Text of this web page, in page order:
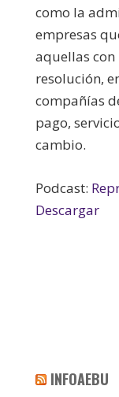
como la
empresas
aquellas
resolución,
compañías
pago,
cambio.
Podcast:
Descargar
INFOAEBU